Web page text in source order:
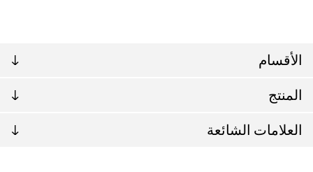
الأقسام
المنتج
العلامات الشائعة